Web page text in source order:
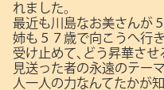
れました。
最近も川島なお美さんが
姉も５７歳で向こうへ行
受け止めて､どう昇華させ
見送った者の永遠のテー
人一人の力なんてたかが